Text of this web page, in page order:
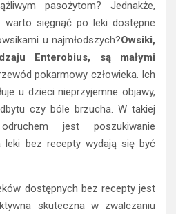
pasożytom? Jednakże,
warto sięgnąć po leki dostępne
u najmłodszych?Owsiki,
Enterobius, są małymi
pokarmowy człowieka. Ich
u dzieci nieprzyjemne objawy,
czy bóle brzucha. W takiej
jest poszukiwanie
leki bez recepty wydają się być
dostępnych bez recepty jest
skuteczna w zwalczaniu